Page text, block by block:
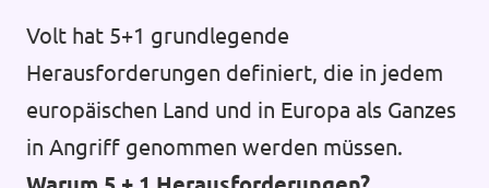
Volt hat 5+1 grundlegende
Herausforderungen definiert, die in jedem
europäischen Land und in Europa als Ganzes
in Angriff genommen werden müssen.